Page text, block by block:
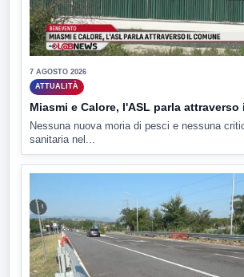
7 AGOSTO 2026
ATTUALITÀ
Miasmi e Calore, l'ASL parla attraverso
Nessuna nuova moria di pesci e nessuna
sanitaria nel...